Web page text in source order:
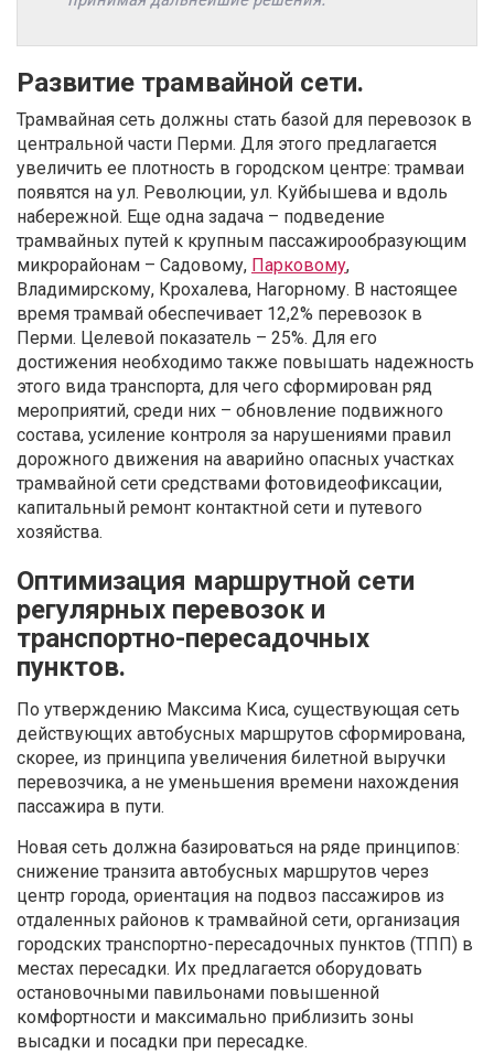
Развитие трамвайной сети.
Трамвайная сеть должны стать базой для перевозок в
центральной части Перми. Для этого предлагается
увеличить ее плотность в городском центре: трамваи
появятся на ул. Революции, ул. Куйбышева и вдоль
набережной. Еще одна задача – подведение
трамвайных путей к крупным пассажирообразующим
микрорайонам – Садовому, Парковому,
Владимирскому, Крохалева, Нагорному. В настоящее
время трамвай обеспечивает 12,2% перевозок в
Перми. Целевой показатель – 25%. Для его
достижения необходимо также повышать надежность
этого вида транспорта, для чего сформирован ряд
мероприятий, среди них – обновление подвижного
состава, усиление контроля за нарушениями правил
дорожного движения на аварийно опасных участках
трамвайной сети средствами фотовидеофиксации,
капитальный ремонт контактной сети и путевого
хозяйства.
Оптимизация маршрутной сети
регулярных перевозок и
транспортно-пересадочных
пунктов.
По утверждению Максима Киса, существующая сеть
действующих автобусных маршрутов сформирована,
скорее, из принципа увеличения билетной выручки
перевозчика, а не уменьшения времени нахождения
пассажира в пути.
Новая сеть должна базироваться на ряде принципов:
снижение транзита автобусных маршрутов через
центр города, ориентация на подвоз пассажиров из
отдаленных районов к трамвайной сети, организация
городских транспортно-пересадочных пунктов (ТПП) в
местах пересадки. Их предлагается оборудовать
остановочными павильонами повышенной
комфортности и максимально приблизить зоны
высадки и посадки при пересадке.